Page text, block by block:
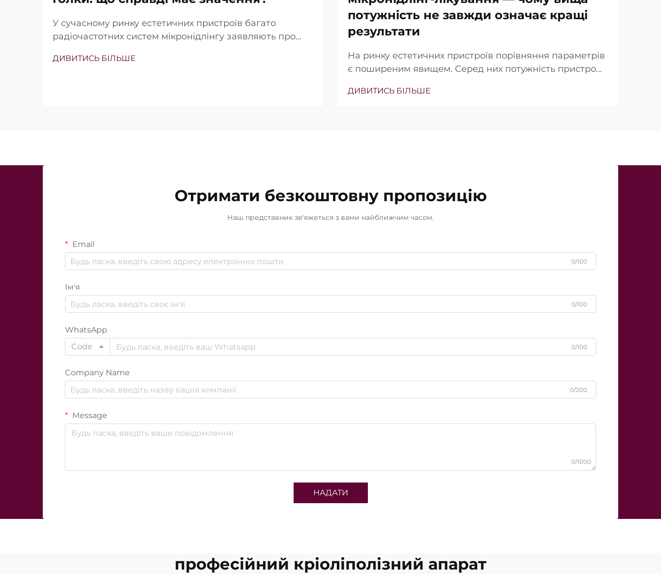
У сучасному ринку естетичних пристроїв багато
радіочастотних систем мікронідлінгу заявляють про
Проте справжнє питання полягає не просто в тому, чи
ДИВИТИСЬ БІЛЬШЕ
потужність не завжди означає кращі
результати
На ринку естетичних пристроїв порівняння параметрів
є поширеним явищем. Серед них потужність пристрою
продажу. Однак з клінічної точки зору реальність дещо
ДИВИТИСЬ БІЛЬШЕ
Отримати безкоштовну пропозицію
Наш представник зв'яжеться з вами найближчим часом.
Email
0/100
Ім'я
0/100
WhatsApp
Code
0/100
Company Name
0/200
Message
0/1000
НАДАТИ
професійний кріоліполізний апарат